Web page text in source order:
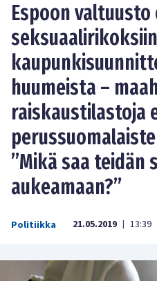
Espoon
huumeista –
raiskaustilastoja
”Mikä saa teidän
aukeamaan?”
Politiikka 21.05.2019 | 13:39